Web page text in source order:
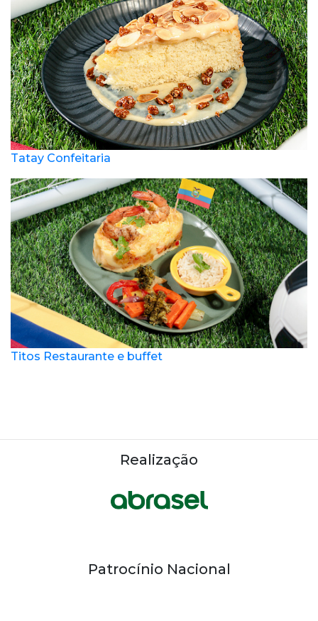
Tatay Confeitaria
Titos Restaurante e buffet
Realização
Patrocínio Nacional